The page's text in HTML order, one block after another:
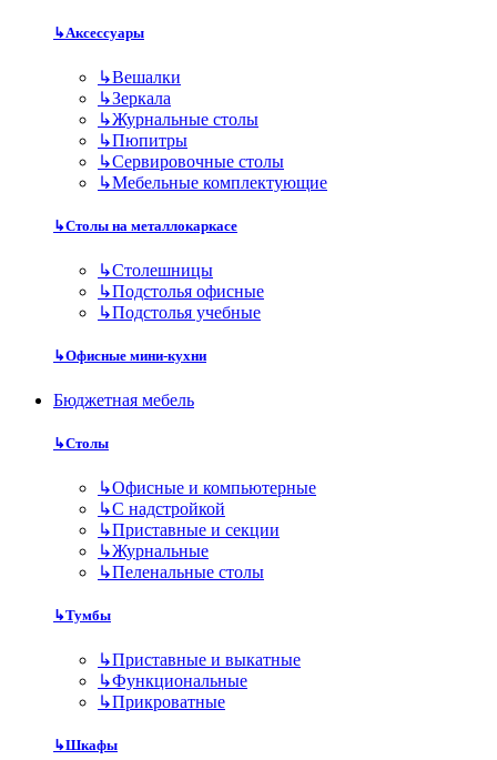
↳Аксессуары
↳Вешалки
↳Зеркала
↳Журнальные столы
↳Пюпитры
↳Сервировочные столы
↳Мебельные комплектующие
↳Столы на металлокаркасе
↳Столешницы
↳Подстолья офисные
↳Подстолья учебные
↳Офисные мини-кухни
Бюджетная мебель
↳Столы
↳Офисные и компьютерные
↳С надстройкой
↳Приставные и секции
↳Журнальные
↳Пеленальные столы
↳Тумбы
↳Приставные и выкатные
↳Функциональные
↳Прикроватные
↳Шкафы